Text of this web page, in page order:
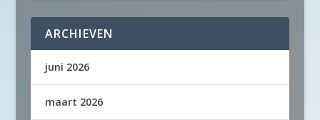
ARCHIEVEN
juni 2026
maart 2026